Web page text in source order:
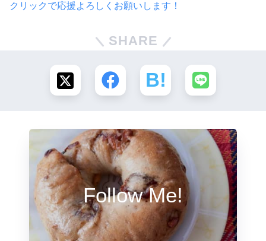
クリックで応援よろしくお願いします！
SHARE
Follow Me!